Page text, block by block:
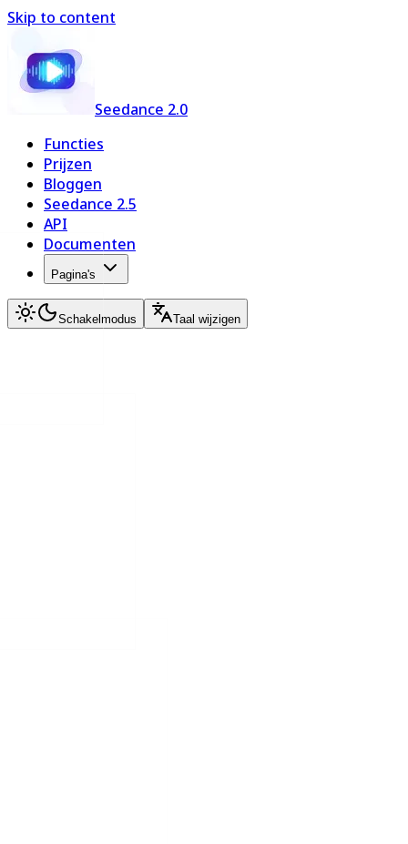
Skip to content
Seedance 2.0
Functies
Prijzen
Bloggen
Seedance 2.5
API
Documenten
Pagina's
Schakelmodus Taal wijzigen